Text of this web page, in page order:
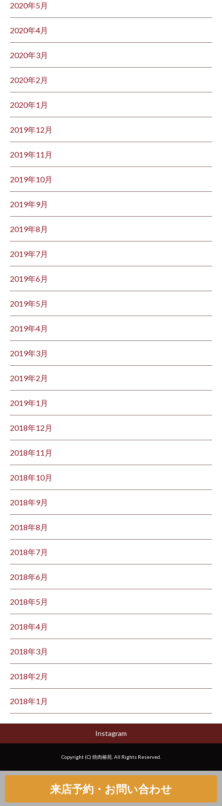
2020年5月
2020年4月
2020年3月
2020年2月
2020年1月
2019年12月
2019年11月
2019年10月
2019年9月
2019年8月
2019年7月
2019年6月
2019年5月
2019年4月
2019年3月
2019年2月
2019年1月
2018年12月
2018年11月
2018年10月
2018年9月
2018年8月
2018年7月
2018年6月
2018年5月
2018年4月
2018年3月
2018年2月
2018年1月
Instagram
Copyright (C) 焼肉椿苑. All Rights Reserved.
来店予約・お問い合わせ